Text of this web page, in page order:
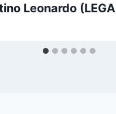
Leonardo